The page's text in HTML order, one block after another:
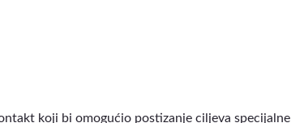
koji bi omogućio postizanje ciljeva specijalne